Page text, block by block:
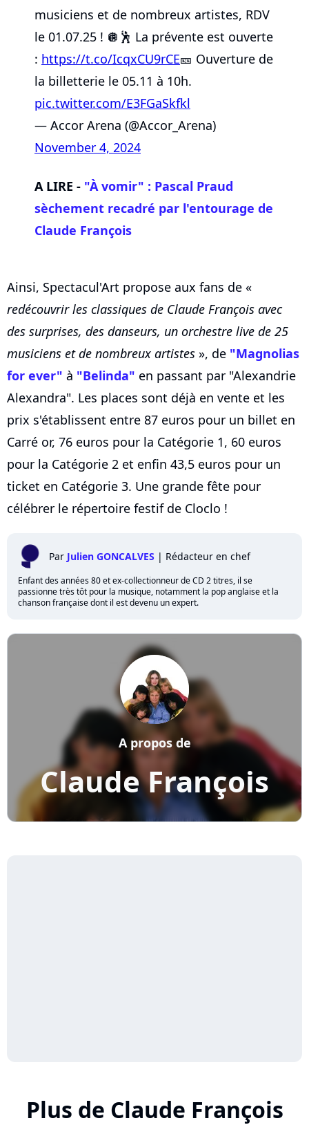
musiciens et de nombreux artistes, RDV
le 01.07.25 ! 🪩🕺 La prévente est ouverte
: https://t.co/IcqxCU9rCE🎫 Ouverture de
la billetterie le 05.11 à 10h.
pic.twitter.com/E3FGaSkfkl
— Accor Arena (@Accor_Arena)
November 4, 2024
A LIRE - "À vomir" : Pascal Praud
sèchement recadré par l'entourage de
Claude François
Ainsi, Spectacul'Art propose aux fans de «
redécouvrir les classiques de Claude François avec
des surprises, des danseurs, un orchestre live de 25
musiciens et de nombreux artistes », de "Magnolias
for ever" à "Belinda" en passant par "Alexandrie
Alexandra". Les places sont déjà en vente et les
prix s'établissent entre 87 euros pour un billet en
Carré or, 76 euros pour la Catégorie 1, 60 euros
pour la Catégorie 2 et enfin 43,5 euros pour un
ticket en Catégorie 3. Une grande fête pour
célébrer le répertoire festif de Cloclo !
Par Julien GONCALVES | Rédacteur en chef
Enfant des années 80 et ex-collectionneur de CD 2 titres, il se
passionne très tôt pour la musique, notamment la pop anglaise et la
chanson française dont il est devenu un expert.
Claude François
A propos de
Plus de Claude François